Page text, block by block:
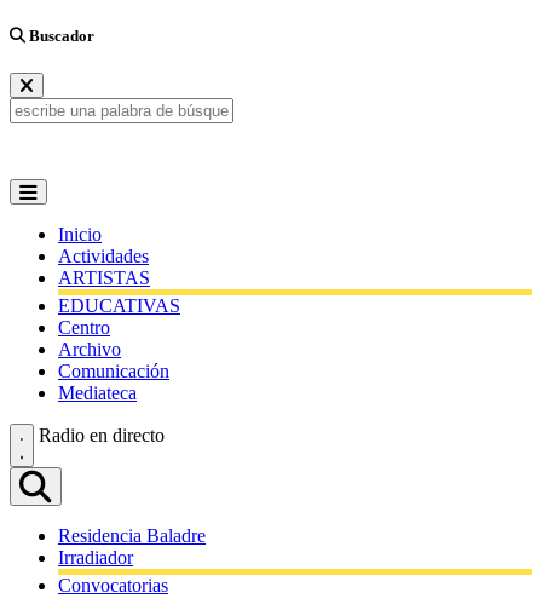
Buscador
Inicio
Actividades
ARTISTAS
EDUCATIVAS
Centro
Archivo
Comunicación
Mediateca
Radio en directo
Residencia Baladre
Irradiador
Convocatorias